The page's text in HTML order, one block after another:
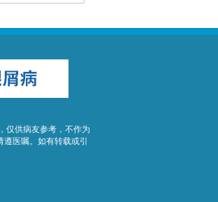
仅供病友参考，不作为
医嘱。如有转载或引